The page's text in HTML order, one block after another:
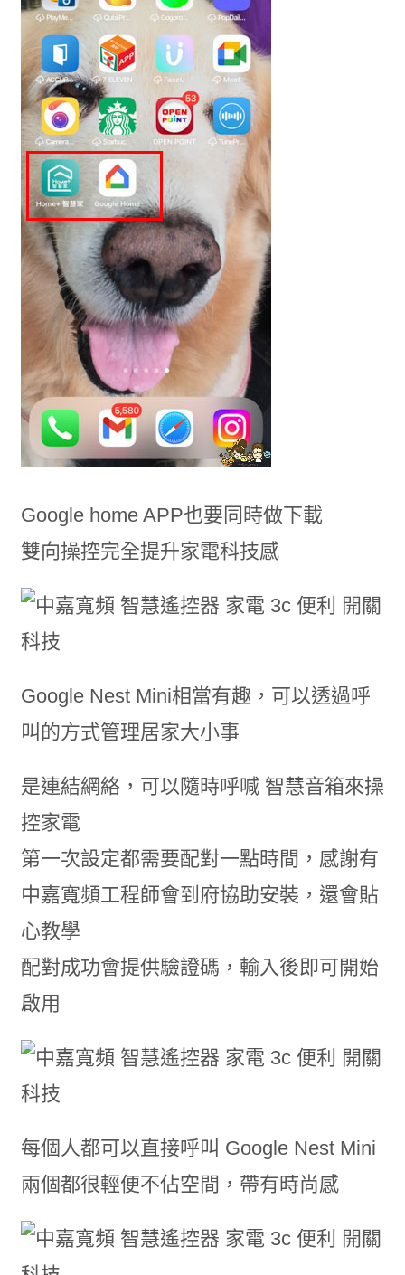
Google home APP也要同時做下載
雙向操控完全提升家電科技感
Google Nest Mini相當有趣，可以透過呼
叫的方式管理居家大小事
是連結網絡，可以隨時呼喊 智慧音箱來操
控家電
第一次設定都需要配對一點時間，感謝有
中嘉寬頻工程師會到府協助安裝，還會貼
心教學
配對成功會提供驗證碼，輸入後即可開始
啟用
每個人都可以直接呼叫 Google Nest Mini
兩個都很輕便不佔空間，帶有時尚感